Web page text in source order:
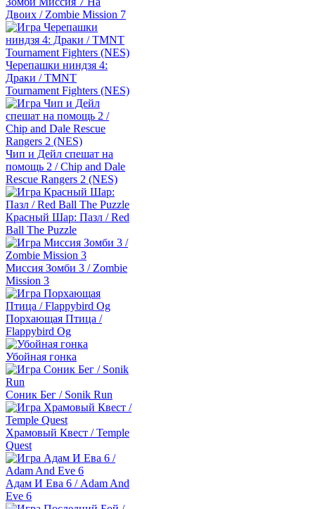
Двоих / Zombie Mission 7
Черепашки ниндзя 4:
Драки / TMNT
Tournament Fighters (NES)
Чип и Дейл спешат на
помощь 2 / Chip and Dale
Rescue Rangers 2 (NES)
Красный Шар: Пазл / Red
Ball The Puzzle
Миссия Зомби 3 / Zombie
Mission 3
Порхающая Птица /
Flappybird Og
Убойная гонка
Соник Бег / Sonik Run
Храмовый Квест / Temple
Quest
Адам И Ева 6 / Adam And
Eve 6